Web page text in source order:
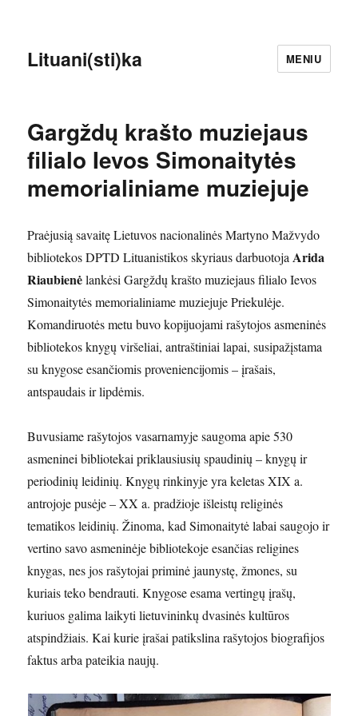
Lituani(sti)ka MENIU
Gargždų krašto muziejaus
filialo Ievos Simonaitytės
memorialiniame muziejuje
Praėjusią savaitę Lietuvos nacionalinės Martyno Mažvydo
bibliotekos DPTD Lituanistikos skyriaus darbuotoja Arida
Riaubienėlankėsi Gargždų krašto muziejaus filialo Ievos
Simonaitytės memorialiniame muziejuje Priekulėje.
Komandiruotės metu buvo kopijuojami rašytojos asmeninės
bibliotekos knygų viršeliai, antraštiniai lapai, susipažįstama
su knygose esančiomis proveniencijomis – įrašais,
antspaudais ir lipdėmis.
Buvusiame rašytojos vasarnamyje saugoma apie 530
asmeninei bibliotekai priklausiusių spaudinių – knygų ir
periodinių leidinių. Knygų rinkinyje yra keletas XIX a.
antrojoje pusėje – XX a. pradžioje išleistų religinės
tematikos leidinių. Žinoma, kad Simonaitytė labai saugojo ir
vertino savo asmeninėje bibliotekoje esančias religines
knygas, nes jos rašytojai priminė jaunystę, žmones, su
kuriais teko bendrauti. Knygose esama vertingų įrašų,
kuriuos galima laikyti lietuvininkų dvasinės kultūros
atspindžiais. Kai kurie įrašai patikslina rašytojos biografijos
faktus arba pateikia naujų.